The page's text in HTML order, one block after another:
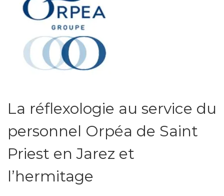
La réflexologie au service du
personnel Orpéa de Saint
Priest en Jarez et
l’hermitage